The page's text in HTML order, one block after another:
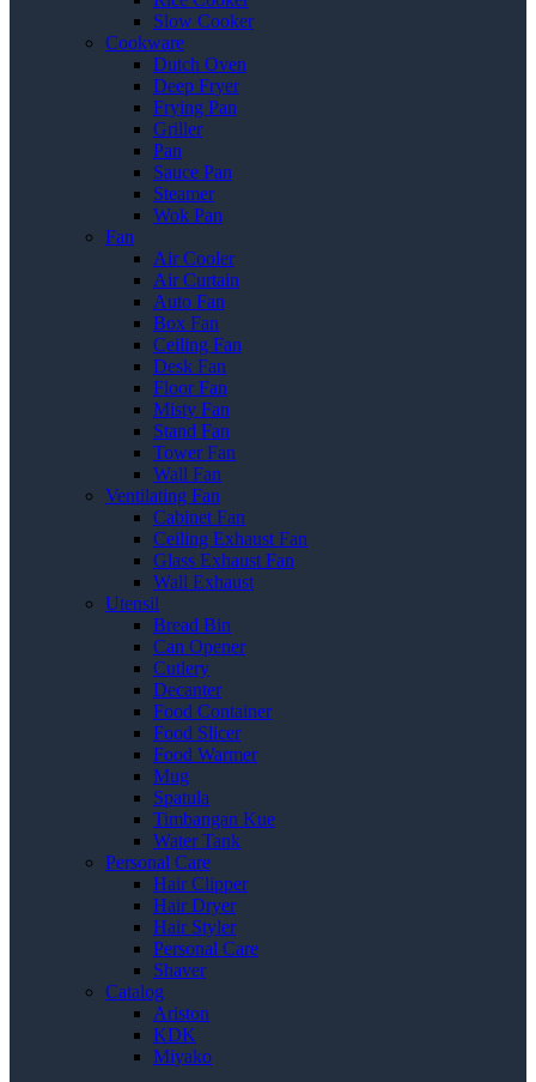
Slow Cooker
Cookware
Dutch Oven
Deep Fryer
Frying Pan
Griller
Pan
Sauce Pan
Steamer
Wok Pan
Fan
Air Cooler
Air Curtain
Auto Fan
Box Fan
Ceiling Fan
Desk Fan
Floor Fan
Misty Fan
Stand Fan
Tower Fan
Wall Fan
Ventilating Fan
Cabinet Fan
Ceiling Exhaust Fan
Glass Exhaust Fan
Wall Exhaust
Utensil
Bread Bin
Can Opener
Cutlery
Decanter
Food Container
Food Slicer
Food Warmer
Mug
Spatula
Timbangan Kue
Water Tank
Personal Care
Hair Clipper
Hair Dryer
Hair Styler
Personal Care
Shaver
Catalog
Ariston
KDK
Miyako